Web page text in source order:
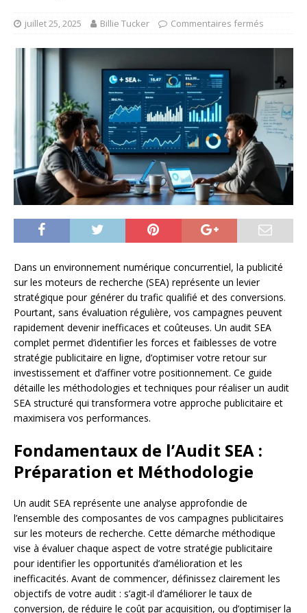
juillet 25, 2025 Billie Tucker Commentaires fermés
Dans un environnement numérique concurrentiel, la publicité
sur les moteurs de recherche (SEA) représente un levier
stratégique pour générer du trafic qualifié et des conversions.
Pourtant, sans évaluation régulière, vos campagnes peuvent
rapidement devenir inefficaces et coûteuses. Un audit SEA
complet permet d’identifier les forces et faiblesses de votre
stratégie publicitaire en ligne, d’optimiser votre retour sur
investissement et d’affiner votre positionnement. Ce guide
détaille les méthodologies et techniques pour réaliser un audit
SEA structuré qui transformera votre approche publicitaire et
maximisera vos performances.
Fondamentaux de l’Audit SEA :
Préparation et Méthodologie
Un audit SEA représente une analyse approfondie de
l’ensemble des composantes de vos campagnes publicitaires
sur les moteurs de recherche. Cette démarche méthodique
vise à évaluer chaque aspect de votre stratégie publicitaire
pour identifier les opportunités d’amélioration et les
inefficacités. Avant de commencer, définissez clairement les
objectifs de votre audit : s’agit-il d’améliorer le taux de
conversion, de réduire le coût par acquisition, ou d’optimiser la